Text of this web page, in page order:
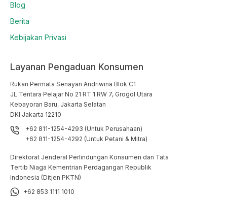
Blog
Berita
Kebijakan Privasi
Layanan Pengaduan Konsumen
Rukan Permata Senayan Andriwina Blok C1
JL Tentara Pelajar No 21 RT 1 RW 7, Grogol Utara
Kebayoran Baru, Jakarta Selatan
DKI Jakarta 12210
+62 811-1254-4293 (Untuk Perusahaan)
+62 811-1254-4292 (Untuk Petani & Mitra)
Direktorat Jenderal Perlindungan Konsumen dan Tata
Tertib Niaga Kementrian Perdagangan Republik
Indonesia (Ditjen PKTN)
+62 853 1111 1010